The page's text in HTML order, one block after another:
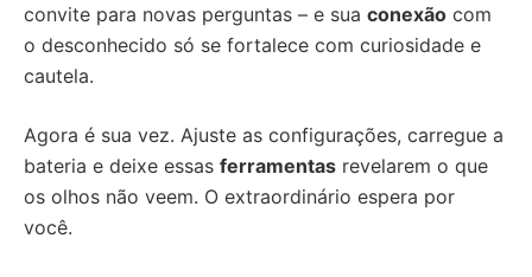
convite para novas perguntas – e sua conexão com
o desconhecido só se fortalece com curiosidade e
cautela.
Agora é sua vez. Ajuste as configurações, carregue a
bateria e deixe essas ferramentas revelarem o que
os olhos não veem. O extraordinário espera por
você.